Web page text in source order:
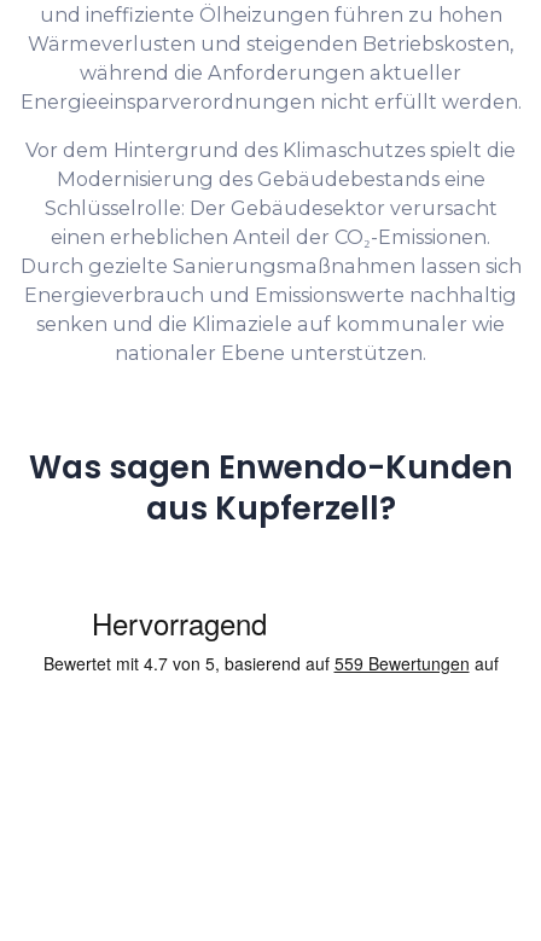
und ineffiziente Ölheizungen führen zu hohen
Wärmeverlusten und steigenden Betriebskosten,
während die Anforderungen aktueller
Energieeinsparverordnungen nicht erfüllt werden.
Vor dem Hintergrund des Klimaschutzes spielt die
Modernisierung des Gebäudebestands eine
Schlüsselrolle: Der Gebäudesektor verursacht
einen erheblichen Anteil der CO₂-Emissionen.
Durch gezielte Sanierungsmaßnahmen lassen sich
Energieverbrauch und Emissionswerte nachhaltig
senken und die Klimaziele auf kommunaler wie
nationaler Ebene unterstützen.
Was sagen Enwendo-Kunden
aus Kupferzell?